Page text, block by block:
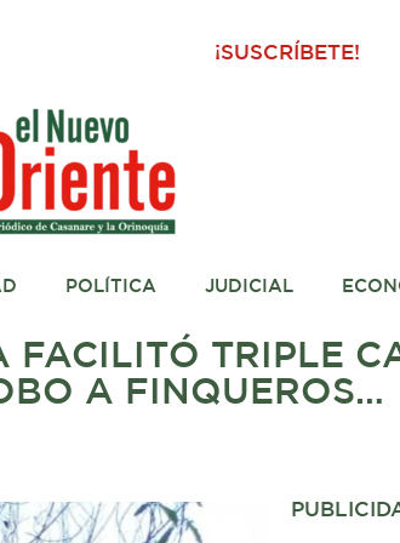
¡SUSCRÍBETE!
POLÍTICA JUDICIAL
TRIPLE
A FINQUEROS…